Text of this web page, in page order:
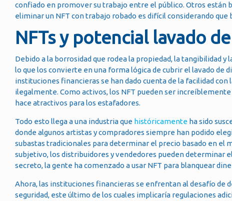
confiado en promover su trabajo entre el público. Otros están
eliminar un NFT con trabajo robado es difícil considerando
NFTs y potencial lavado
Debido a la borrosidad que rodea la propiedad, la tangibilidad
lo que los convierte en una forma lógica de cubrir el lavado de
instituciones financieras se han dado cuenta de la facilidad
ilegalmente. Como activos, los NFT pueden ser
hace atractivos para los estafadores.
Todo esto llega a una industria que históricamente ha sido
donde algunos artistas y compradores siempre han podido
subastas tradicionales para determinar el precio basado en el
subjetivo, los distribuidores y vendedores pueden determinar
secreto, la gente ha comenzado a usar NFT para blanquear
Ahora, las instituciones financieras se enfrentan al desafío de
seguridad, este último de los cuales implicaría regulaciones